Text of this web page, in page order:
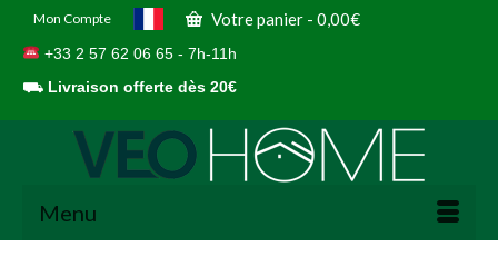
Mon Compte Votre panier - 0,00€
+33 2 57 62 06 65 - 7h-11h
⛟ Livraison offerte dès 20€
Menu